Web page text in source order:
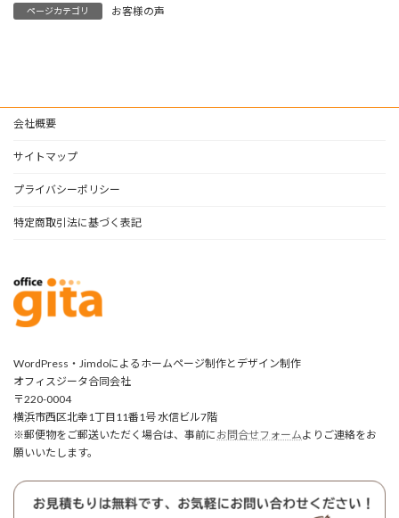
ページカテゴリ お客様の声
会社概要
サイトマップ
プライバシーポリシー
特定商取引法に基づく表記
WordPress・Jimdoによるホームページ制作とデザイン制作
オフィスジータ合同会社
〒220-0004
横浜市西区北幸1丁目11番1号 水信ビル7階
※郵便物をご郵送いただく場合は、事前に お問合せフォームよりご連絡をお
願いいたします。